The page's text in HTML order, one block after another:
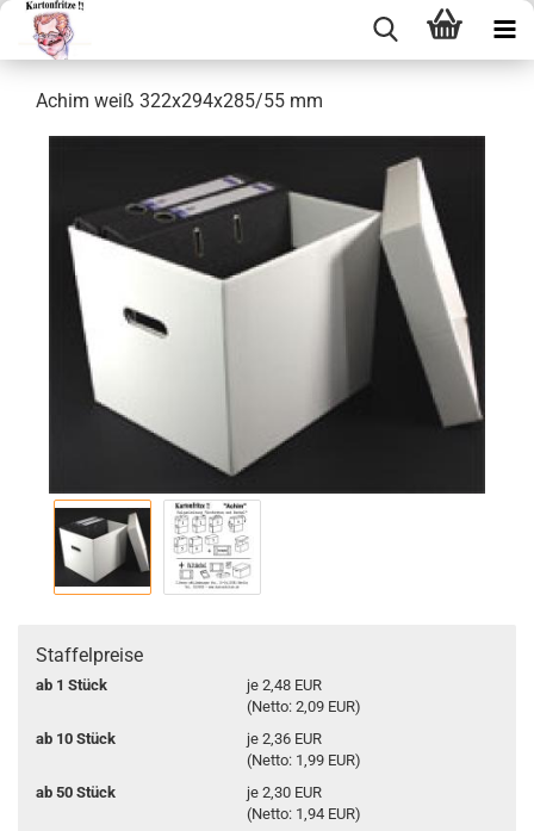
Achim weiß 322x294x285/55 mm
Staffelpreise
ab 1 Stück
je 2,48 EUR
(Netto: 2,09 EUR)
ab 10 Stück
je 2,36 EUR
(Netto: 1,99 EUR)
ab 50 Stück
je 2,30 EUR
(Netto: 1,94 EUR)